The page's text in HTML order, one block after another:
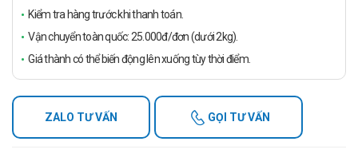
Kiểm tra hàng trước khi thanh toán.
Vận chuyển toàn quốc: 25.000đ/đơn (dưới 2kg).
Giá thành có thể biến động lên xuống tùy thời điểm.
ZALO TƯ VẤN GỌI TƯ VẤN